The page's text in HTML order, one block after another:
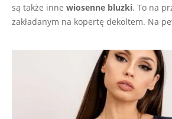
są także inne wiosenne bluzki. To na
zakładanym na kopertę dekoltem. Na